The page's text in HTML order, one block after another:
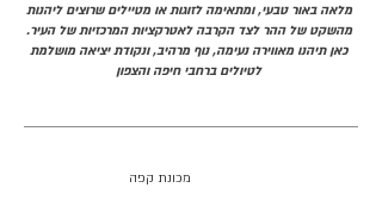
מלאה באור טבעי, ומתאימה לזוגות או מטיילים שרוצים ליהנות
מהשקט של ההר לצד הקרבה לאטרקציות המרכזיות של העיר.
כאן תיהנו מאווירה נעימה, נוף מרהיב, ונקודת יציאה מושלמת
לטיולים ברחבי חיפה והצפון
מכונת קפה